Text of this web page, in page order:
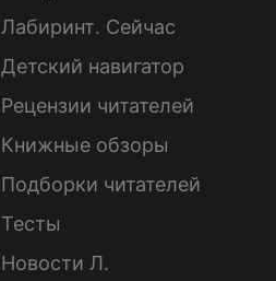
Лабиринт. Сейчас
Детский навигатор
Рецензии читателей
Книжные обзоры
Подборки читателей
Тесты
Новости Л.